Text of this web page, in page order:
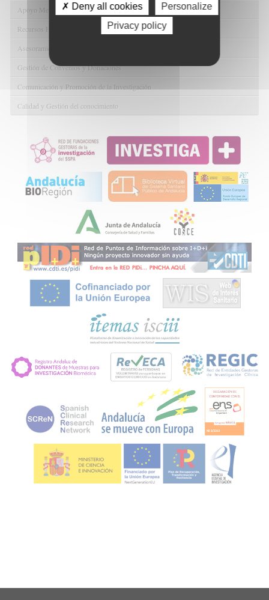
Apoyo Metodológico y/o Estadístico
Recursos Humanos
Asesoramiento y Gestión Económica-Administrativa
Gestión de Convenios y Donaciones
Comunicación y Promoción de la Investigación
Calidad y Gestión del conocimiento
✗ Deny all cookies
Personalize
Privacy policy